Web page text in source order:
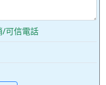
/可信電話